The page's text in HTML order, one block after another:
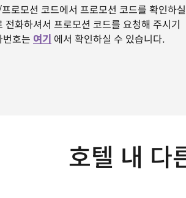
로모션 코드에서 프로모션 코드를 확인하실
화하셔서 프로모션 코드를 요청해 주시기
호는 여기 에서 확인하실 수 있습니다.
호텔 내 다